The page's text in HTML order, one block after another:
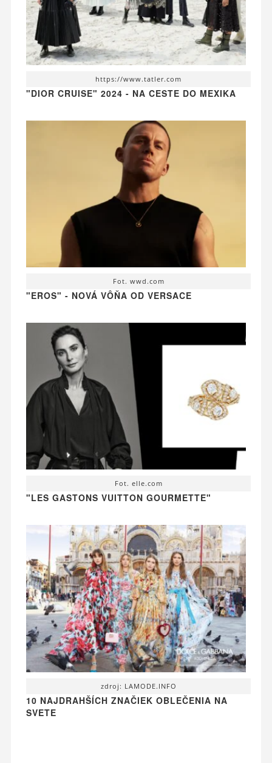
https://www.tatler.com
"DIOR CRUISE" 2024 - NA CESTE DO MEXIKA
Fot. wwd.com
"EROS" - NOVÁ VÔŇA OD VERSACE
Fot. elle.com
"LES GASTONS VUITTON GOURMETTE"
zdroj: LAMODE.INFO
10 NAJDRAHŠÍCH ZNAČIEK OBLEČENIA NA
SVETE